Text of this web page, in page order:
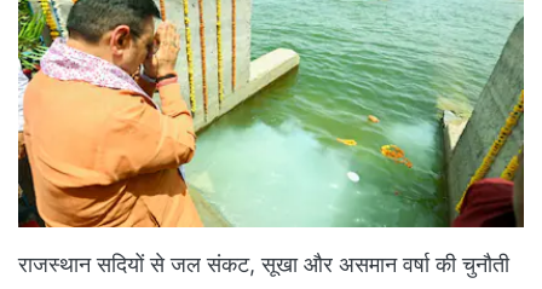
राजस्थान सदियों से जल संकट, सूखा और असमान वर्षा की चुनौती